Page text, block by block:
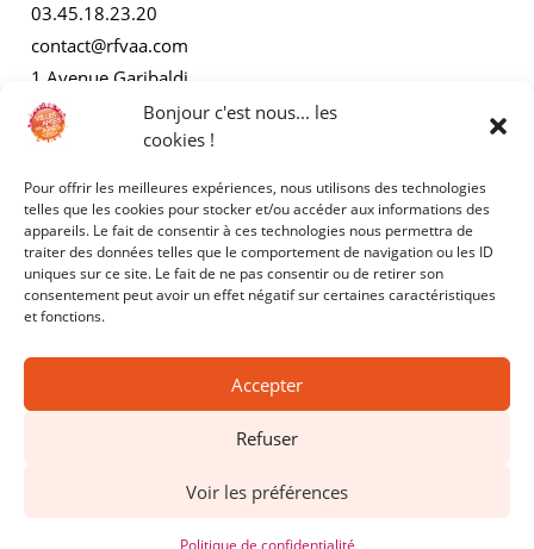
Bonjour c'est nous... les
cookies !
Pour offrir les meilleures expériences, nous utilisons des technologies
telles que les cookies pour stocker et/ou accéder aux informations des
appareils. Le fait de consentir à ces technologies nous permettra de
traiter des données telles que le comportement de navigation ou les ID
uniques sur ce site. Le fait de ne pas consentir ou de retirer son
consentement peut avoir un effet négatif sur certaines caractéristiques
et fonctions.
Accepter
Refuser
Voir les préférences
Politique de confidentialité
03.45.18.23.20
contact@rfvaa.com
1 Avenue Garibaldi
21000 Dijon
AUTRES
Mentions légales
Politiques de confidentialité